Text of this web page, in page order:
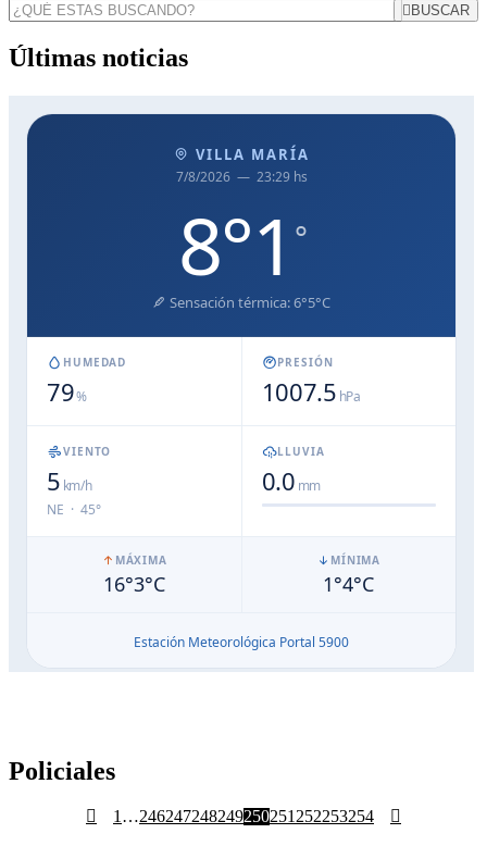
BUSCAR
Últimas noticias
Policiales
1…246247248249250251252253254